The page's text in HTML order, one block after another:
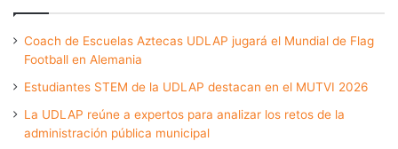
Coach de Escuelas Aztecas UDLAP jugará el Mundial de Flag
Football en Alemania
Estudiantes STEM de la UDLAP destacan en el MUTVI 2026
La UDLAP reúne a expertos para analizar los retos de la
administración pública municipal